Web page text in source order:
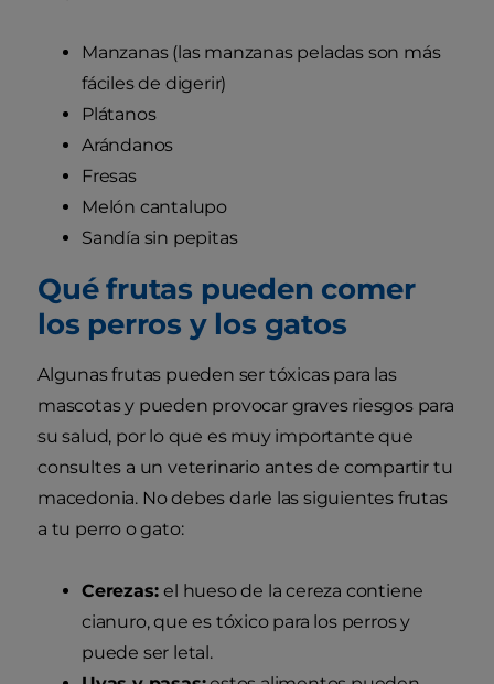
Manzanas (las manzanas peladas son más
fáciles de digerir)
Plátanos
Arándanos
Fresas
Melón cantalupo
Sandía sin pepitas
Qué frutas pueden comer
los perros y los gatos
Algunas frutas pueden ser tóxicas para las
mascotas y pueden provocar graves riesgos para
su salud, por lo que es muy importante que
consultes a un veterinario antes de compartir tu
macedonia. No debes darle las siguientes frutas
a tu perro o gato:
Cerezas:el hueso de la cereza contiene
cianuro, que es tóxico para los perros y
puede ser letal.